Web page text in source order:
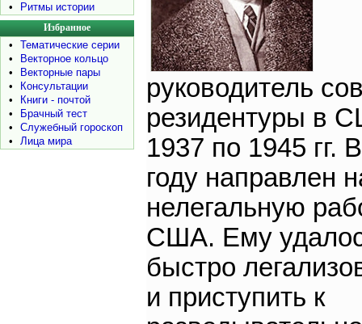
•
Ритмы истории
Избранное
•
Тематические серии
•
Векторное кольцо
•
Векторные пары
•
Консультации
•
Книги - почтой
•
Брачный тест
•
Служебный гороскоп
•
Лица мира
руководитель
резидентуры в
1937 по 1945 гг.
году направлен
нелегальную
США. Ему
быстро
и приступить к